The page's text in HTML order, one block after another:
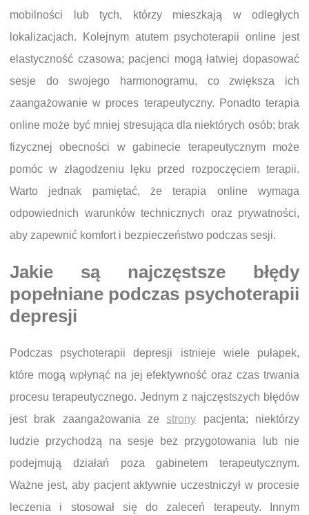
mobilności lub tych, którzy mieszkają w odległych
lokalizacjach. Kolejnym atutem psychoterapii online jest
elastyczność czasowa; pacjenci mogą łatwiej dopasować
sesje do swojego harmonogramu, co zwiększa ich
zaangażowanie w proces terapeutyczny. Ponadto terapia
online może być mniej stresująca dla niektórych osób; brak
fizycznej obecności w gabinecie terapeutycznym może
pomóc w złagodzeniu lęku przed rozpoczęciem terapii.
Warto jednak pamiętać, że terapia online wymaga
odpowiednich warunków technicznych oraz prywatności,
aby zapewnić komfort i bezpieczeństwo podczas sesji.
Jakie są najczęstsze błędy
popełniane podczas psychoterapii
depresji
Podczas psychoterapii depresji istnieje wiele pułapek,
które mogą wpłynąć na jej efektywność oraz czas trwania
procesu terapeutycznego. Jednym z najczęstszych błędów
jest brak zaangażowania zestrony pacjenta; niektórzy
ludzie przychodzą na sesje bez przygotowania lub nie
podejmują działań poza gabinetem terapeutycznym.
Ważne jest, aby pacjent aktywnie uczestniczył w procesie
leczenia i stosował się do zaleceń terapeuty. Innym